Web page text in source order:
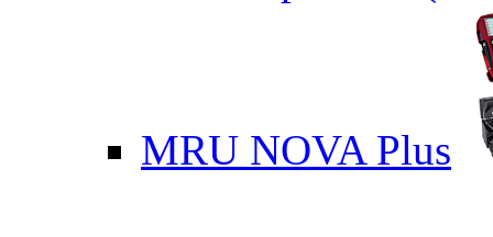
MRU NOVA Plus